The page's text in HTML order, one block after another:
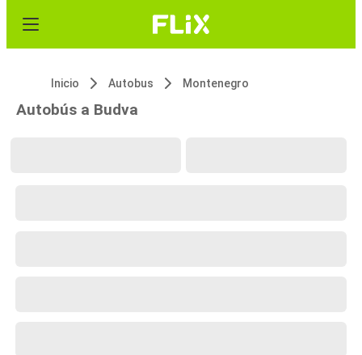
Inicio Autobus Montenegro
Autobús a Budva